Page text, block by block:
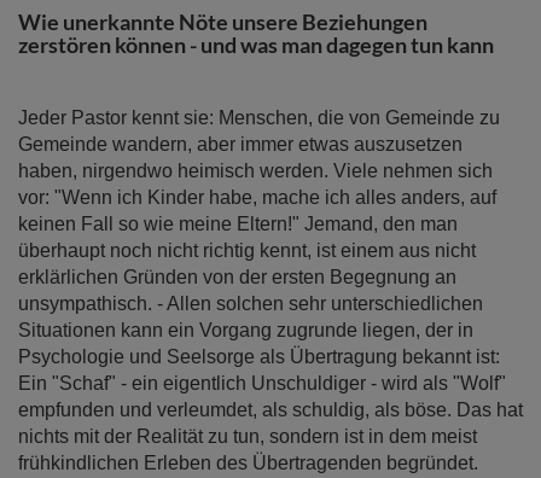
Wie unerkannte Nöte unsere Beziehungen
zerstören können - und was man dagegen tun kann
Jeder Pastor kennt sie: Menschen, die von Gemeinde zu
Gemeinde wandern, aber immer etwas auszusetzen
haben, nirgendwo heimisch werden. Viele nehmen sich
vor: "Wenn ich Kinder habe, mache ich alles anders, auf
keinen Fall so wie meine Eltern!" Jemand, den man
überhaupt noch nicht richtig kennt, ist einem aus nicht
erklärlichen Gründen von der ersten Begegnung an
unsympathisch. - Allen solchen sehr unterschiedlichen
Situationen kann ein Vorgang zugrunde liegen, der in
Psychologie und Seelsorge als Übertragung bekannt ist:
Ein "Schaf" - ein eigentlich Unschuldiger - wird als "Wolf"
empfunden und verleumdet, als schuldig, als böse. Das hat
nichts mit der Realität zu tun, sondern ist in dem meist
frühkindlichen Erleben des Übertragenden begründet.
springen